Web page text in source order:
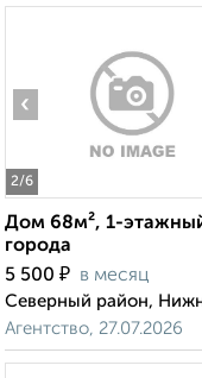
2/6
‹
Дом 68м², 1-
города
5 500 ₽ в месяц
Северный район,
Агентство, 27.07.2026